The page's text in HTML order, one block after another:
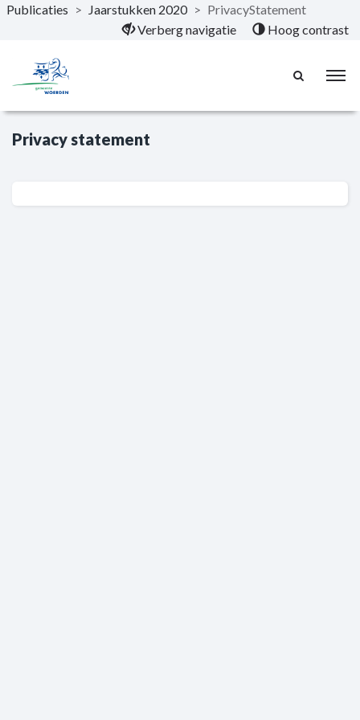
Naar hoofdinhoud
Publicaties > Jaarstukken 2020 > PrivacyStatement
Verberg navigatie
Hoog contrast
Privacy statement